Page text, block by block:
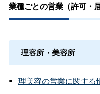
業種ごとの営業（許可・
理容所・美容所
理美容の営業に関する